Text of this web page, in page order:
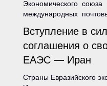
Экономического союза
международных
Вступление в
соглашения о
ЕАЭС — Иран
Страны Евразийского